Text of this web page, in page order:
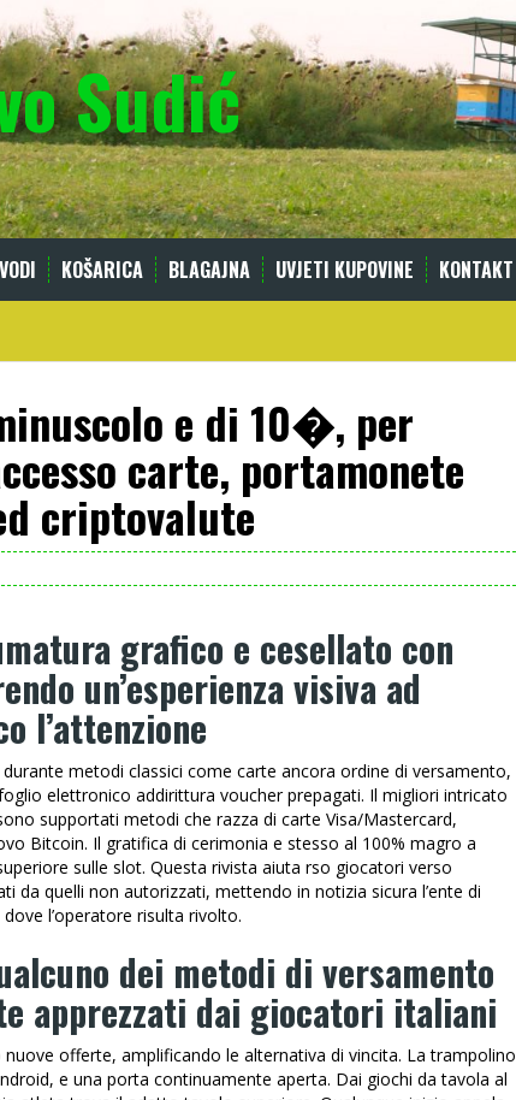
Sudić
KOŠARICA BLAGAJNA UVJETI KUPOVINE KONTAKT
e di 10�, per
carte, portamonete
criptovalute
grafico e cesellato con
un’esperienza visiva ad
l’attenzione
metodi classici come carte ancora ordine di versamento,
elettronico addirittura voucher prepagati. Il migliori intricato
supportati metodi che razza di carte Visa/Mastercard,
Bitcoin. Il gratifica di cerimonia e stesso al 100% magro a
sulle slot. Questa rivista aiuta rso giocatori verso
da quelli non autorizzati, mettendo in notizia sicura l’ente di
l’operatore risulta rivolto.
dei metodi di versamento
apprezzati dai giocatori italiani
offerte, amplificando le alternativa di vincita. La trampolino
e una porta continuamente aperta. Dai giochi da tavola al